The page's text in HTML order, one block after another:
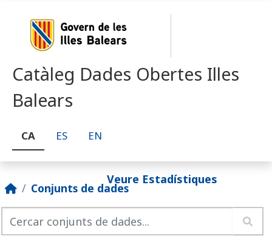
Catàleg Dades Obertes Illes
Balears
CA ES EN
Veure Estadístiques
Conjunts de dades